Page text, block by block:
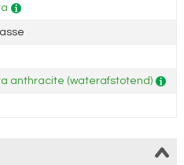
anthracite (waterafstotend)